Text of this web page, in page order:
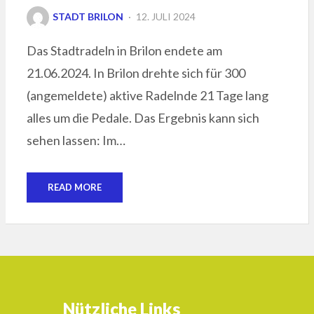
STADT BRILON
POSTED
12. JULI 2024
Das Stadtradeln in Brilon endete am
21.06.2024. In Brilon drehte sich für 300
(angemeldete) aktive Radelnde 21 Tage lang
alles um die Pedale. Das Ergebnis kann sich
sehen lassen: Im…
READ MORE
Nützliche Links